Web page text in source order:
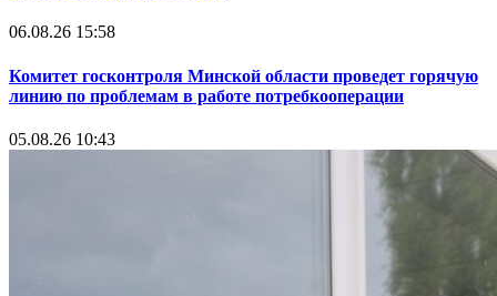
06.08.26 15:58
Комитет госконтроля Минской области проведет горячую
линию по проблемам в работе потребкооперации
05.08.26 10:43